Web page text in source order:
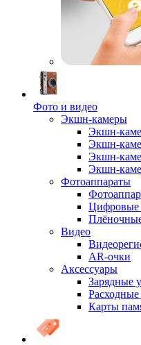
Фото и видео
Экшн-камеры
Экшн-
Экшн-
Экшн-
Экшн-
Фотоаппараты
Цифровые
Видео
AR-очки
Аксессуары
Зарядные
Карты